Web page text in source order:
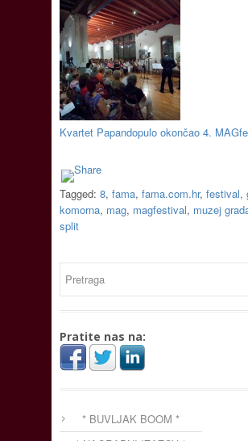
Kvartet Papandopulo okončao 4.
Tagged: 8, fama, fama.com.hr, festival,
komorna, mag, magfestival, muzej
split
Pratite nas na:
* BUVLJAK BOOM *